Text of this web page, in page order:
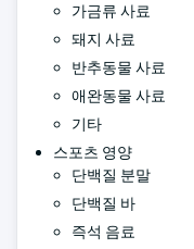
가금류 사료
돼지 사료
반추동물 사료
애완동물 사료
기타
스포츠 영양
단백질 분말
단백질 바
즉석 음료